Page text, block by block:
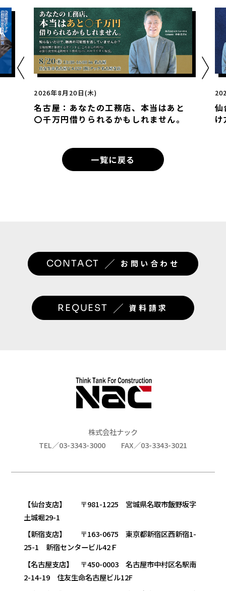
2026年8月20日(木)
名古屋：あなたの工務店、本当はあと
〇千万円借りられるかもしれません。
仙
一覧に戻る
CONTACT ／ お問い合わせ
REQUEST ／ 資料請求
株式会社ナック
TEL／03-3343-3000
FAX／03-3343-3021
【仙台支店】 〒981-1225 宮城県名取市飯野坂字
土城堀29-1
【新宿支店】 〒163-0675 東京都新宿区西新宿1-
25-1 新宿センタービル42Ｆ
【名古屋支店】 〒450-0003 名古屋市中村区名駅南
2-14-19 住友生命名古屋ビル12F